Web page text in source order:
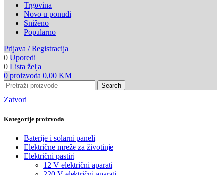
Trgovina
Novo u ponudi
Sniženo
Popularno
Prijava / Registracija
0 Uporedi
0 Lista želja
0 proizvoda 0,00 KM
Search
Zatvori
Kategorije proizvoda
Baterije i solarni paneli
Električne mreže za životinje
Električni pastiri
12 V električni aparati